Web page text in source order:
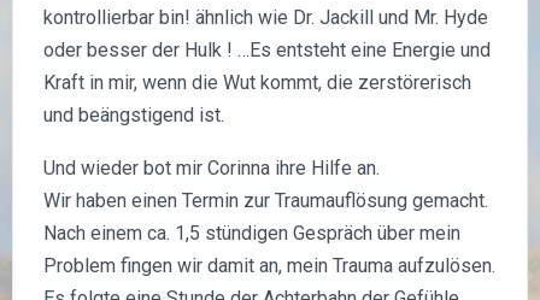
kontrollierbar bin! ähnlich wie Dr. Jackill und Mr. Hyde
oder besser der Hulk ! …Es entsteht eine Energie und
Kraft in mir, wenn die Wut kommt, die zerstörerisch
und beängstigend ist.
Und wieder bot mir Corinna ihre Hilfe an.
Wir haben einen Termin zur Traumauflösung gemacht.
Nach einem ca. 1,5 stündigen Gespräch über mein
Problem fingen wir damit an, mein Trauma aufzulösen.